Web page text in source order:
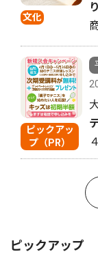
文化
ピックアッ
プ（PR）
ピックアップ